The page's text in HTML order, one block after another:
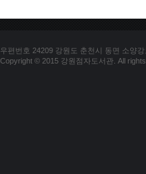
우편번호 24209 강원도 춘천시 동면 소양
Copyright © 2015 강원점자도서관. All